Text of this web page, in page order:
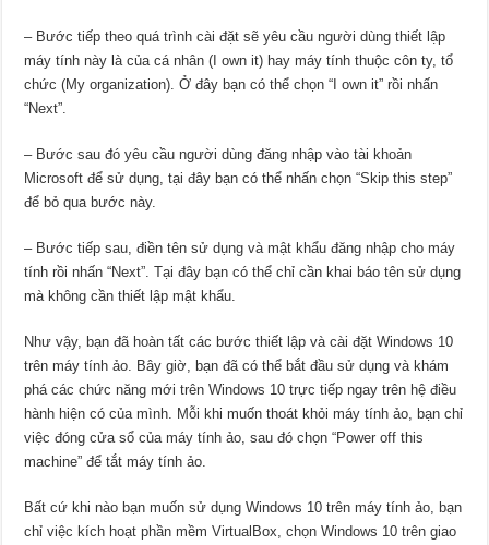
– Bước tiếp theo quá trình cài đặt sẽ yêu cầu người dùng thiết lập
máy tính này là của cá nhân (I own it) hay máy tính thuộc côn ty, tổ
chức (My organization). Ở đây bạn có thể chọn “I own it” rồi nhấn
“Next”.
– Bước sau đó yêu cầu người dùng đăng nhập vào tài khoản
Microsoft để sử dụng, tại đây bạn có thể nhấn chọn “Skip this step”
để bỏ qua bước này.
– Bước tiếp sau, điền tên sử dụng và mật khẩu đăng nhập cho máy
tính rồi nhấn “Next”. Tại đây bạn có thể chỉ cần khai báo tên sử dụng
mà không cần thiết lập mật khẩu.
Như vậy, bạn đã hoàn tất các bước thiết lập và cài đặt Windows 10
trên máy tính ảo. Bây giờ, bạn đã có thể bắt đầu sử dụng và khám
phá các chức năng mới trên Windows 10 trực tiếp ngay trên hệ điều
hành hiện có của mình. Mỗi khi muốn thoát khỏi máy tính ảo, bạn chỉ
việc đóng cửa sổ của máy tính ảo, sau đó chọn “Power off this
machine” để tắt máy tính ảo.
Bất cứ khi nào bạn muốn sử dụng Windows 10 trên máy tính ảo, bạn
chỉ việc kích hoạt phần mềm VirtualBox, chọn Windows 10 trên giao